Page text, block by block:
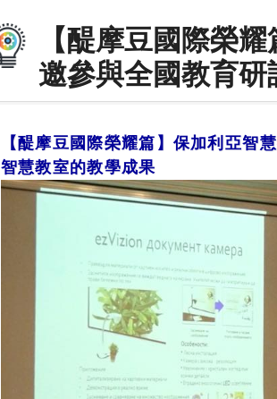
【醍摩豆國際榮
邀參與全國教育
【醍摩豆國際榮耀篇】保加利亞智
智慧教室的教學成果